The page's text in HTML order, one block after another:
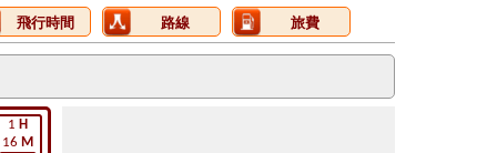
飛行時間 路線 旅費
1 H
16 M